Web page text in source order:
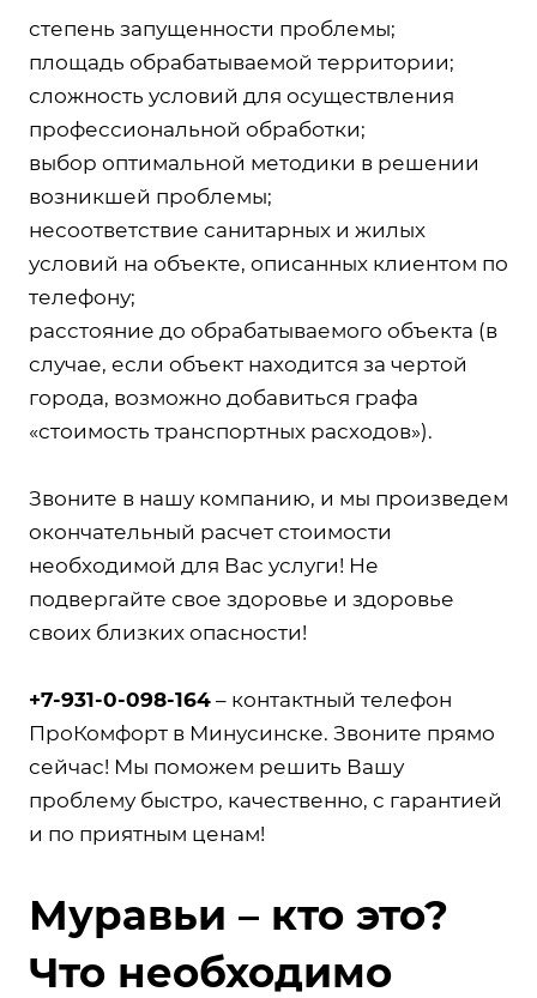
степень запущенности проблемы;
площадь обрабатываемой территории;
сложность условий для осуществления
профессиональной обработки;
выбор оптимальной методики в решении
возникшей проблемы;
несоответствие санитарных и жилых
условий на объекте, описанных клиентом по
телефону;
расстояние до обрабатываемого объекта (в
случае, если объект находится за чертой
города, возможно добавиться графа
«стоимость транспортных расходов»).
Звоните в нашу компанию, и мы произведем
окончательный расчет стоимости
необходимой для Вас услуги! Не
подвергайте свое здоровье и здоровье
своих близких опасности!
+7-931-0-098-164 – контактный телефон
ПроКомфорт в Минусинске. Звоните прямо
сейчас! Мы поможем решить Вашу
проблему быстро, качественно, с гарантией
и по приятным ценам!
Муравьи – кто это?
Что необходимо